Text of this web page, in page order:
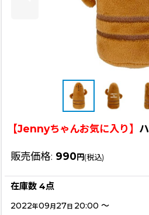
【Jennyちゃんお気に入り】
販売価格: 990円(税込)
在庫数 4点
2022年09月 27日 20:00 ～